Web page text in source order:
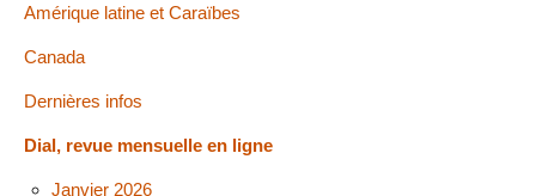
Amérique latine et Caraïbes
Canada
Dernières infos
Dial, revue mensuelle en ligne
Janvier 2026